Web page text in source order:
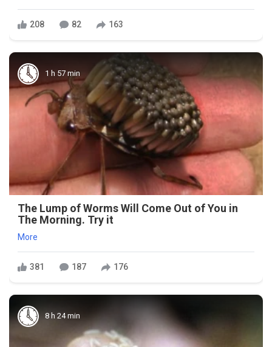
208 82 163
1 h 57 min
The Lump of Worms Will Come Out of You in
The Morning. Try it
More
381 187 176
8 h 24 min